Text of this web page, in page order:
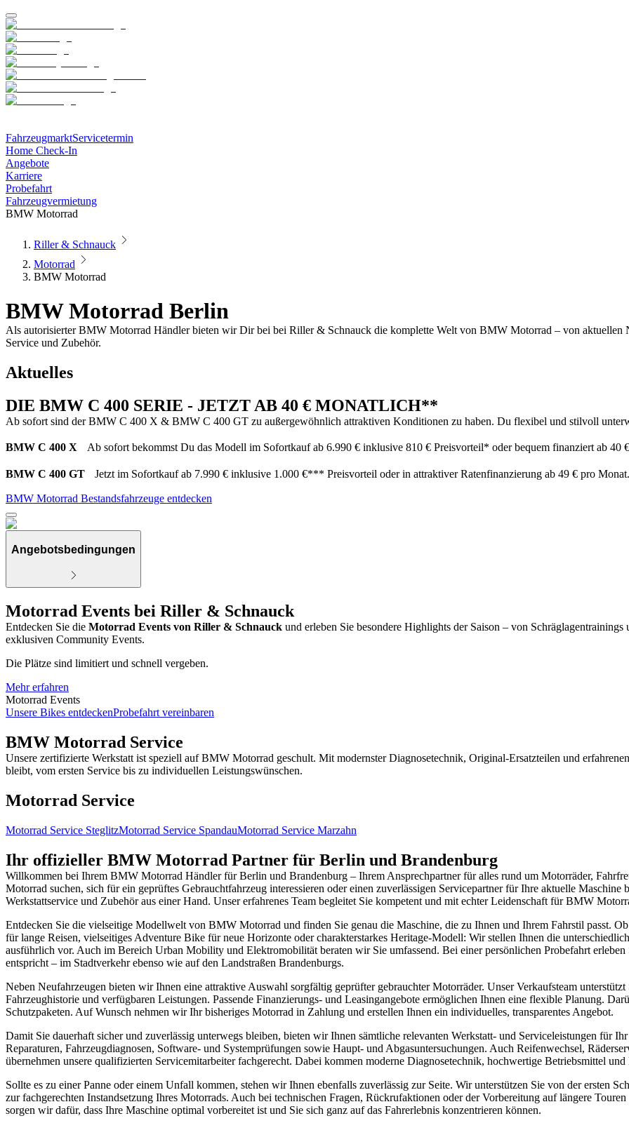
FahrzeugmarktServicetermin
Home Check-In
Angebote
Karriere
Probefahrt
Fahrzeugvermietung
BMW Motorrad
Riller & Schnauck
Motorrad
BMW Motorrad
BMW Motorrad Berlin
Als autorisierter BMW Motorrad Händler bieten wir Dir bei bei Riller & Schnauck die komplette Welt von BMW Motorrad – von aktuellen
Service und Zubehör.
Aktuelles
DIE BMW C 400 SERIE - JETZT AB 40 € MONATLICH**
Ab sofort sind der BMW C 400 X & BMW C 400 GT zu außergewöhnlich attraktiven Konditionen zu haben. Du flexibel und stilvoll
BMW C 400 X Ab sofort bekommst Du das Modell im Sofortkauf ab 6.990 € inklusive 810 € Preisvorteil* oder bequem finanziert ab 40
BMW C 400 GT Jetzt im Sofortkauf ab 7.990 € inklusive 1.000 €*** Preisvorteil oder in attraktiver Ratenfinanzierung ab 49 € pro
BMW Motorrad Bestandsfahrzeuge entdecken
Angebotsbedingungen
Motorrad Events bei Riller & Schnauck
Entdecken Sie die Motorrad Events von Riller & Schnauck und erleben Sie besondere Highlights der Saison – von
exklusiven Community Events.
Die Plätze sind limitiert und schnell vergeben.
Mehr erfahren
Motorrad Events
Unsere Bikes entdeckenProbefahrt vereinbaren
BMW Motorrad Service
Unsere zertifizierte Werkstatt ist speziell auf BMW Motorrad geschult. Mit modernster Diagnosetechnik, Original-Ersatzteilen und
bleibt, vom ersten Service bis zu individuellen Leistungswünschen.
Motorrad Service
Motorrad Service SteglitzMotorrad Service SpandauMotorrad Service Marzahn
Ihr offizieller BMW Motorrad Partner für Berlin und Brandenburg
Willkommen bei Ihrem BMW Motorrad Händler für Berlin und Brandenburg – Ihrem Ansprechpartner für alles rund um Motorräder,
Motorrad suchen, sich für ein geprüftes Gebrauchtfahrzeug interessieren oder einen zuverlässigen Servicepartner für Ihre aktuelle
Werkstattservice und Zubehör aus einer Hand. Unser erfahrenes Team begleitet Sie kompetent und mit echter Leidenschaft für BMW
Entdecken Sie die vielseitige Modellwelt von BMW Motorrad und finden Sie genau die Maschine, die zu Ihnen und Ihrem Fahrstil passt.
für lange Reisen, vielseitiges Adventure Bike für neue Horizonte oder charakterstarkes Heritage-Modell: Wir stellen Ihnen die
ausführlich vor. Auch im Bereich Urban Mobility und Elektromobilität beraten wir Sie umfassend. Bei einer persönlichen Probefahrt
entspricht – im Stadtverkehr ebenso wie auf den Landstraßen Brandenburgs.
Neben Neufahrzeugen bieten wir Ihnen eine attraktive Auswahl sorgfältig geprüfter gebrauchter Motorräder. Unser Verkaufsteam
Fahrzeughistorie und verfügbaren Leistungen. Passende Finanzierungs- und Leasingangebote ermöglichen Ihnen eine flexible Planung.
Schutzpaketen. Auf Wunsch nehmen wir Ihr bisheriges Motorrad in Zahlung und erstellen Ihnen ein individuelles, transparentes Angebot.
Damit Sie dauerhaft sicher und zuverlässig unterwegs bleiben, bieten wir Ihnen sämtliche relevanten Werkstatt- und Serviceleistungen für
Reparaturen, Fahrzeugdiagnosen, Software- und Systemprüfungen sowie Haupt- und Abgasuntersuchungen. Auch Reifenwechsel,
übernehmen unsere qualifizierten Servicemitarbeiter fachgerecht. Dabei kommen moderne Diagnosetechnik, hochwertige Betriebsmittel
Sollte es zu einer Panne oder einem Unfall kommen, stehen wir Ihnen ebenfalls zuverlässig zur Seite. Wir unterstützen Sie von der ersten
zur fachgerechten Instandsetzung Ihres Motorrads. Auch bei technischen Fragen, Rückrufaktionen oder der Vorbereitung auf längere
sorgen wir dafür, dass Ihre Maschine optimal vorbereitet ist und Sie sich ganz auf das Fahrerlebnis konzentrieren können.